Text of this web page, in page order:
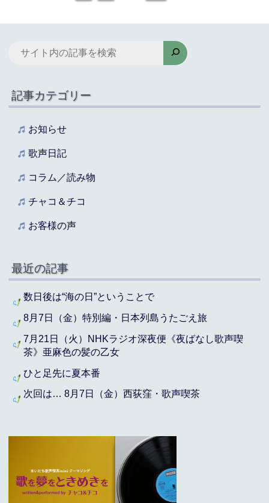
記事カテゴリー
お知らせ
歌声日記
コラム／読み物
チャコ＆チコ
お客様の声
最近の記事
数日後は“海の日”ということで
8月7日（金）特別編・日本列島うたごえ旅
7月21日（火）NHKラジオ深夜便《夜ばなし歌声喫
茶》亜麻色の髪の乙女
ひと足先に夏本番
次回は… 8月7日（金）西荻窪・歌声喫茶